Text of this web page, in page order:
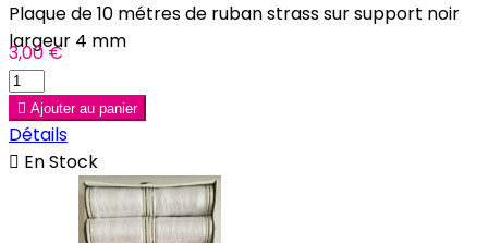
Plaque de 10 métres de ruban strass sur support noir
largeur 4 mm
3,00 €
 Ajouter au panier
Détails
 En Stock